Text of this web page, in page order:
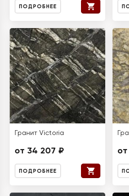
ПОДРОБНЕЕ
Гранит Victoria
от 34 207 ₽
ПОДРОБНЕЕ